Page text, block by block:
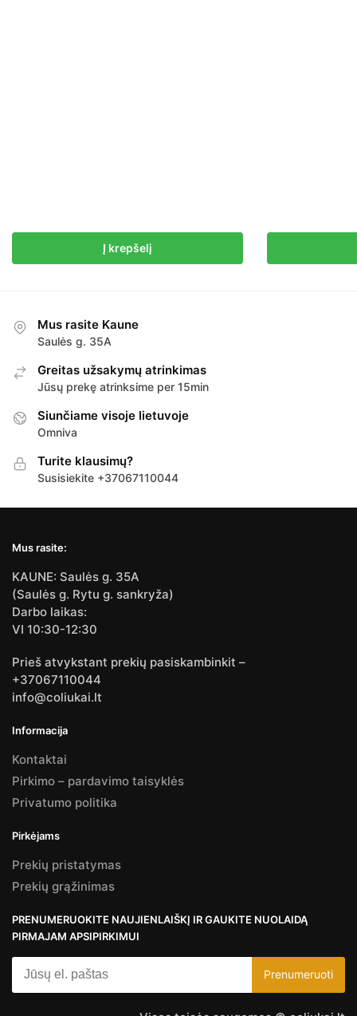
Į krepšelį
Mus rasite Kaune
Saulės g. 35A
Greitas užsakymų atrinkimas
Jūsų prekę atrinksime per 15min
Siunčiame visoje lietuvoje
Omniva
Turite klausimų?
Susisiekite +37067110044
Mus rasite:
KAUNE: Saulės g. 35A
(Saulės g. Rytu g. sankryža)
Darbo laikas:
VI 10:30-12:30
Prieš atvykstant prekių pasiskambinkit –
+37067110044
info@coliukai.lt
Informacija
Kontaktai
Pirkimo – pardavimo taisyklės
Privatumo politika
Pirkėjams
Prekių pristatymas
Prekių grąžinimas
PRENUMERUOKITE NAUJIENLAIŠKĮ IR GAUKITE NUOLAIDĄ
PIRMAJAM APSIPIRKIMUI